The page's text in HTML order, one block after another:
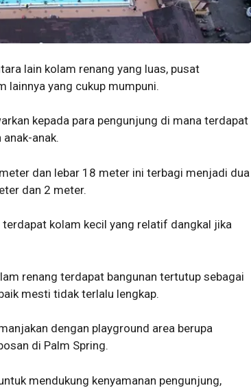
lain kolam renang yang luas, pusat
lainnya yang cukup mumpuni.
kepada para pengunjung di mana terdapat
anak.
dan lebar 18 meter ini terbagi menjadi dua
dan 2 meter.
kolam kecil yang relatif dangkal jika
renang terdapat bangunan tertutup sebagai
mesti tidak terlalu lengkap.
dengan playground area berupa
di Palm Spring.
mendukung kenyamanan pengunjung,